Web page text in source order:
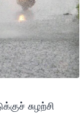
சுழற்சி